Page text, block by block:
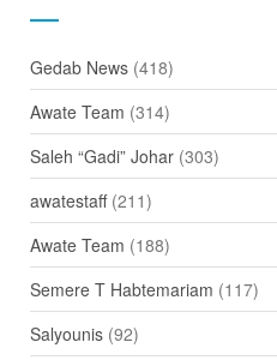
Gedab News(418)
Awate Team (314)
Saleh “Gadi” Johar(303)
awatestaff(211)
Awate Team (188)
Semere T Habtemariam (117)
Salyounis(92)